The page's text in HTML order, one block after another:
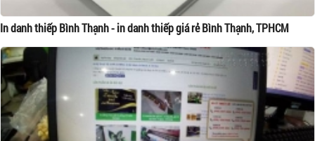
In danh thiếp Bình Thạnh - in danh thiếp giá rẻ Bình Thạnh, TPHCM